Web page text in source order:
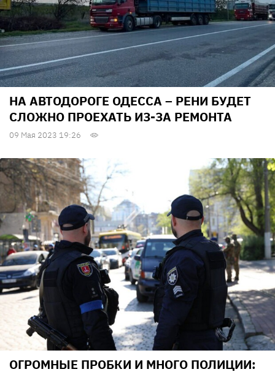
НА АВТОДОРОГЕ ОДЕССА – РЕНИ БУДЕТ
СЛОЖНО ПРОЕХАТЬ ИЗ-ЗА РЕМОНТА
09 Мая 2023 19:26
ОГРОМНЫЕ ПРОБКИ И МНОГО ПОЛИЦИИ: